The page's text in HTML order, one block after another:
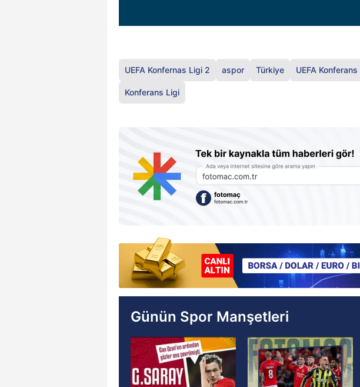
UEFA Konfernas Ligi 2 aspor Türkiye UEFA
Konferans Ligi
Günün Spor Manşetleri